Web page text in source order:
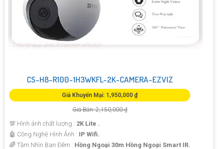
CS-H8-R100-1H3WKFL-2K-CAMERA-EZVIZ
Giá Khuyến Mại: 1,950,000 ₫
Giá Bán: 2,150,000 ₫
💯 Hình ảnh chất lượng : 2K Lite .
🤖️ Công Nghệ Hình Ảnh : IP Wifi.
🌈 Tầm Nhìn Ban Đêm : Hồng Ngoại 30m Hồng Ngoại Smart IR.